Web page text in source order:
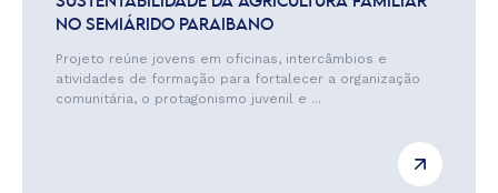
NO SEMIÁRIDO PARAIBANO
Projeto reúne jovens em oficinas, intercâmbios e
atividades de formação para fortalecer a organização
comunitária, o protagonismo juvenil e ...